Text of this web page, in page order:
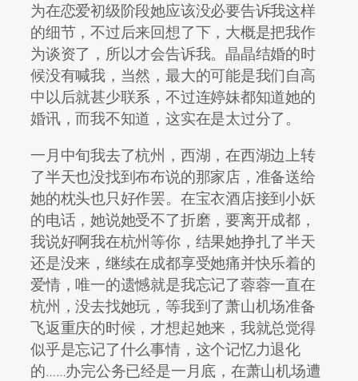
为在恋爱初级阶段她应该没必要告诉我这样
的细节，不过后来回想了下，大概是把我作
为谈资了，所以才会告诉我。晶晶结婚的时
候没有喊我，当然，最大的可能是我们自高
中以后就甚少联系，不过连婷妹都知道她的
婚讯，而我不知道，这实在是太过分了。
一月中旬我去了杭州，西湖，在西湖边上转
了半天也没找到布布说的那家店，准备送给
她的枕头也只好作罢。在宝衣酒店接到小妖
的电话，她说她受不了折磨，要离开成都，
我说好啊我在杭州等你，结果她挣扎了半天
还是没来，继续在成都享受她痛并快乐着的
爱情，唯一的遗憾就是我忘记了蓉蓉一直在
杭州，没去找她玩，等我到了萧山机场准备
飞返重庆的时候，才想起她来，我就总觉得
似乎是忘记了什么事情，这个记忆力退化
的……办完公务已经是一月底，在萧山机场遭